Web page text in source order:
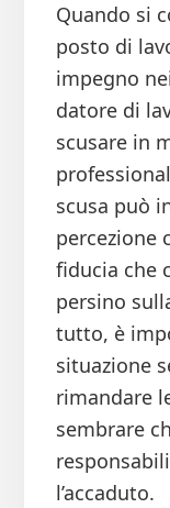
Quando si
posto di
impegno
datore di
scusare in
scusa può
percezione
fiducia che
persino
tutto, è
situazione
rimandare
sembrare
l’accaduto.